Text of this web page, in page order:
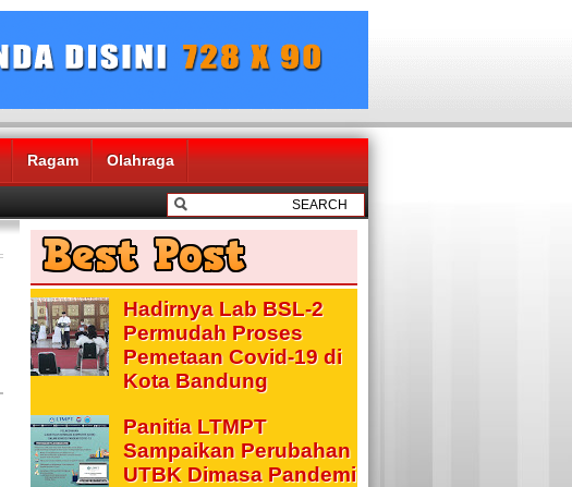
Ragam Olahraga
Hadirnya Lab BSL-2
Permudah Proses
Pemetaan Covid-19 di
Kota Bandung
Panitia LTMPT
Sampaikan Perubahan
UTBK Dimasa Pandemi